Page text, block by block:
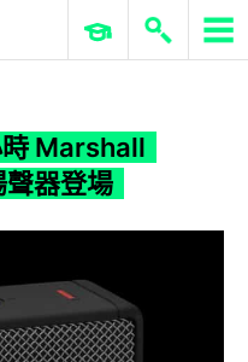
ERP 與商業 AI
Marshall
器登場